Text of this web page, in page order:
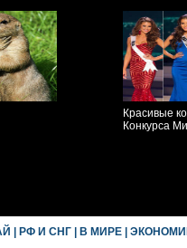
Красивые
Конкурса
РФ И СНГ| В МИРЕ|